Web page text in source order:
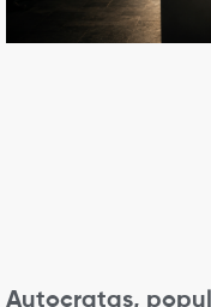
Autocratas,